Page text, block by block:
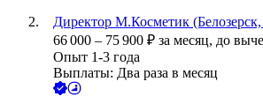
Директор М.Косметик
66 000 – 75 900 ₽ за месяц, до
Опыт 1-3 года
Выплаты: Два раза в месяц